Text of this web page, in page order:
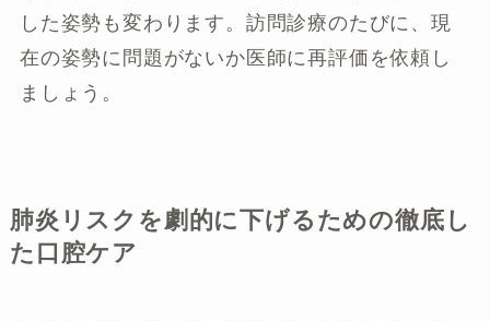
した姿勢も変わります。訪問診療のたびに、現
在の姿勢に問題がないか医師に再評価を依頼し
ましょう。
肺炎リスクを劇的に下げるための徹底し
た口腔ケア